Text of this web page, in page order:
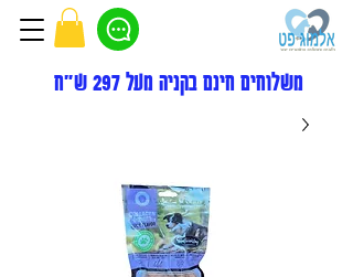
משלוחים חינם בקניה מעל 297 ש"ח